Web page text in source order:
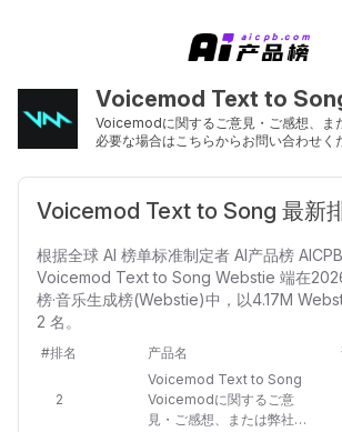
Voicemod Text to
Voicemodに関するご意見・ご感想、ま
必要な場合はこちらからお問い合わせく
Voicemod Text to Song 最新
根据全球 AI 榜单标准制定者 AI产品榜
Voicemod Text to Song Webstie 端在
榜·音乐生成榜(Webstie)中，以4.17M
2 名。
#排名 产品名
2
Voicemod Text to Song
Voicemodに関するご意
見・ご感想、または弊社の